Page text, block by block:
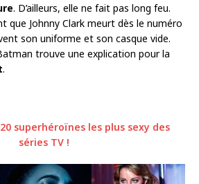
. D’ailleurs, elle ne fait pas long feu.
que Johnny Clark meurt dès le numéro
son uniforme et son casque vide.
trouve une explication pour la
.
superhéroïnes les plus sexy des
séries TV !